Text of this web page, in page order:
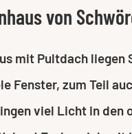
von
mit Pultdach liegen
Fenster, zum Teil
viel Licht in den